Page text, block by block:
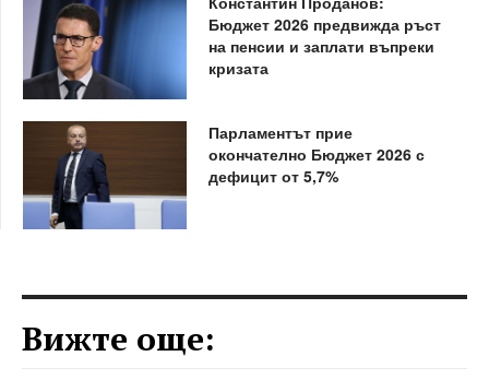
Бюджет 2026 предвижда ръст
на пенсии и заплати въпреки
кризата
Парламентът прие
окончателно Бюджет 2026 с
дефицит от 5,7%
Вижте още: